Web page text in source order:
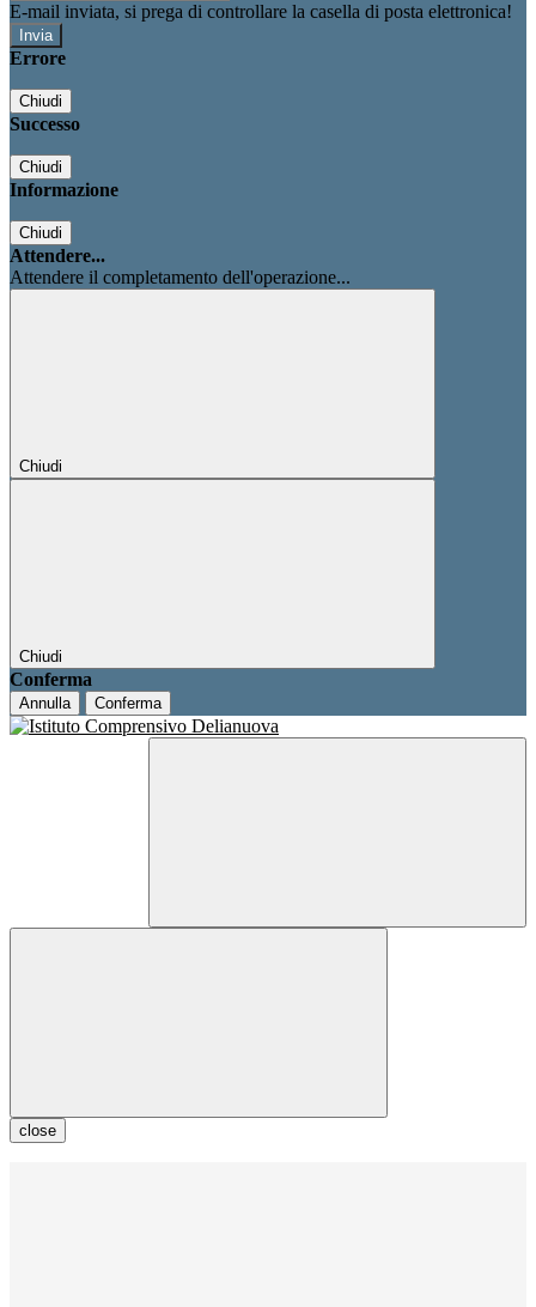
E-mail inviata, si prega di controllare la casella di posta elettronica!
Errore
Chiudi
Successo
Chiudi
Informazione
Chiudi
Attendere...
Attendere il completamento dell'operazione...
Chiudi
Chiudi
Conferma
Annulla Conferma
close